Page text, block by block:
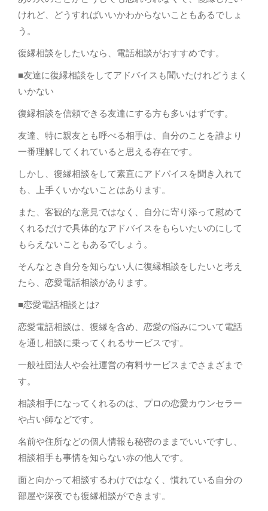
けれど、どうすればいいかわからないこともあるでしょ
う。
復縁相談をしたいなら、電話相談がおすすめです。
■友達に復縁相談をしてアドバイスも聞いたけれどうまく
いかない
復縁相談を信頼できる友達にする方も多いはずです。
友達、特に親友とも呼べる相手は、自分のことを誰より
一番理解してくれていると思える存在です。
しかし、復縁相談をして素直にアドバイスを聞き入れて
も、上手くいかないことはあります。
また、客観的な意見ではなく、自分に寄り添って慰めて
くれるだけで具体的なアドバイスをもらいたいのにして
もらえないこともあるでしょう。
そんなとき自分を知らない人に復縁相談をしたいと考え
たら、恋愛電話相談があります。
■恋愛電話相談とは?
恋愛電話相談は、復縁を含め、恋愛の悩みについて電話
を通し相談に乗ってくれるサービスです。
一般社団法人や会社運営の有料サービスまでさまざまで
す。
相談相手になってくれるのは、プロの恋愛カウンセラー
や占い師などです。
名前や住所などの個人情報も秘密のままでいいですし、
相談相手も事情を知らない赤の他人です。
面と向かって相談するわけではなく、慣れている自分の
部屋や深夜でも復縁相談ができます。